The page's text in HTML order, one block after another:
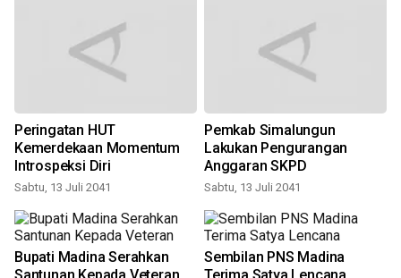
Peringatan HUT
Kemerdekaan Momentum
Introspeksi Diri
Sabtu, 13 Juli 2041
Pemkab Simalungun
Lakukan Pengurangan
Anggaran SKPD
Sabtu, 13 Juli 2041
Bupati Madina Serahkan
Sembilan PNS Madina